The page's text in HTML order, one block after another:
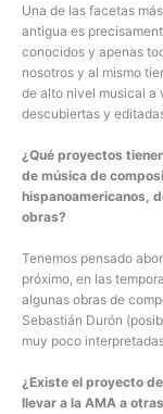
Una de las facetas
antigua es
conocidos y apenas
nosotros y al mismo
de alto nivel musical a
descubiertas y
¿Qué proyectos
de música de
hispanoamericanos,
obras?
Tenemos pensado
próximo, en las
algunas obras de
Sebastián Durón
muy poco
¿Existe el proyecto
llevar a la AMA a